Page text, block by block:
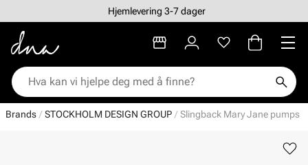
Hjemlevering 3-7 dager
Brands STOCKHOLM DESIGN GROUP Slingback Mary Jane pumps